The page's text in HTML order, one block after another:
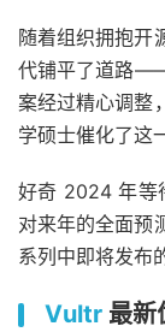
随着组织拥抱开
代铺平了道路
案经过精心调整
学硕士催化了这
好奇 2024 年等
对来年的全面预
系列中即将发布
Vultr 最新